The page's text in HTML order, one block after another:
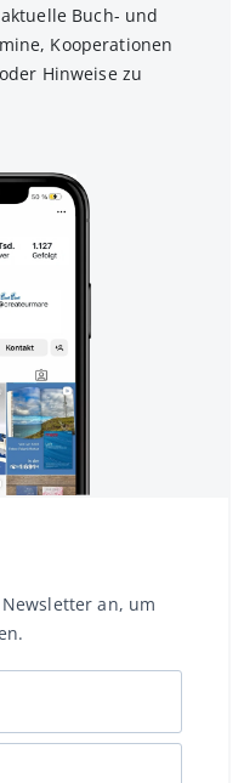
Buch- und
Kooperationen
Hinweise zu
an, um